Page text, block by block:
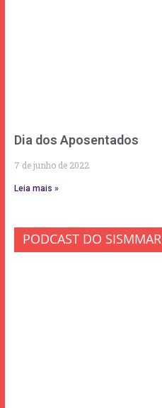
Dia dos Aposentados
7 de junho de 2022
Leia mais »
PODCAST DO SISMMAR